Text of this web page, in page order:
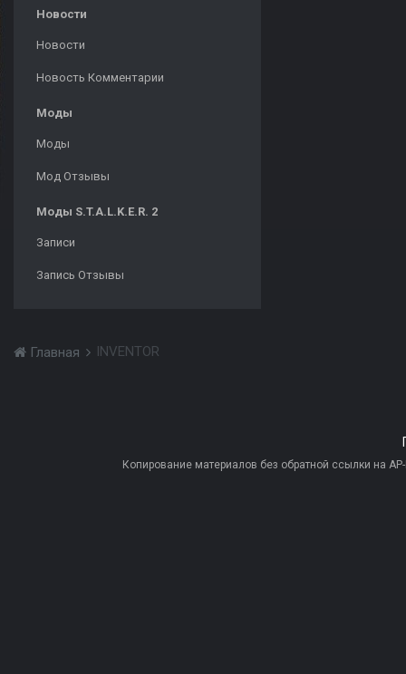
Новости
Новости
Новость Комментарии
Моды
Моды
Мод Отзывы
Моды S.T.A.L.K.E.R. 2
Записи
Запись Отзывы
Главная INVENTOR
Копирование материалов без обратной ссылки на